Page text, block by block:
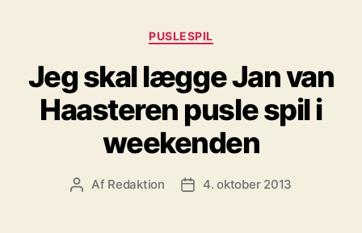
Kategorier
PUSLESPIL
Jeg skal lægge Jan van
Haasteren pusle spil i
weekenden
Indlægsforfatter
Af Redaktion Indlægsdato
4. oktober 2013